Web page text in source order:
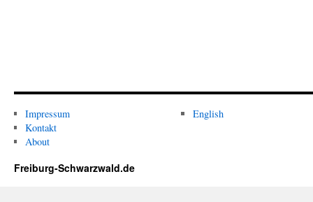
Impressum
Kontakt
About
English
Freiburg-Schwarzwald.de